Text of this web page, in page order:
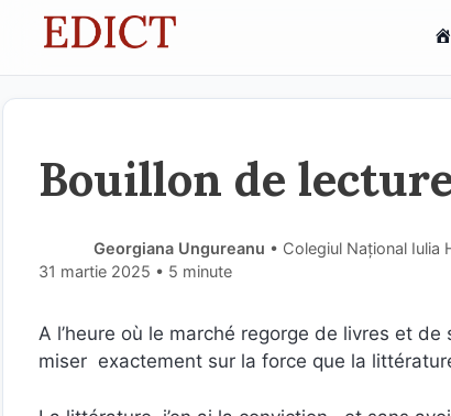
Bouillon de
Georgiana Ungureanu • Colegiul Național Iulia
31 martie 2025 • 5 minute
A l’heure où le marché regorge de livres et
miser exactement sur la force que la